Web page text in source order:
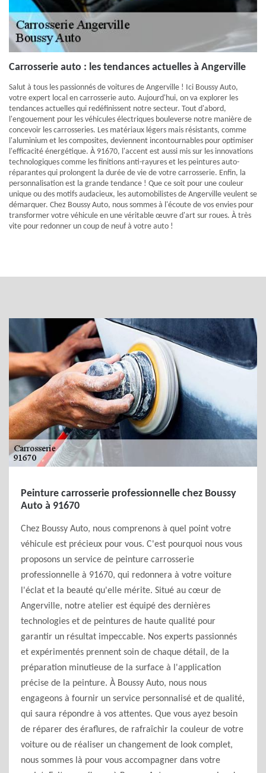
Carrosserie auto : les tendances actuelles à Angerville
Salut à tous les passionnés de voitures de Angerville ! Ici Boussy Auto,
votre expert local en carrosserie auto. Aujourd'hui, on va explorer les
tendances actuelles qui redéfinissent notre secteur. Tout d'abord,
l'engouement pour les véhicules électriques bouleverse notre manière de
concevoir les carrosseries. Les matériaux légers mais résistants, comme
l'aluminium et les composites, deviennent incontournables pour optimiser
l'efficacité énergétique. À 91670, l'accent est aussi mis sur les innovations
technologiques comme les finitions anti-rayures et les peintures auto-
réparantes qui prolongent la durée de vie de votre carrosserie. Enfin, la
personnalisation est la grande tendance ! Que ce soit pour une couleur
unique ou des motifs audacieux, les automobilistes de Angerville veulent se
démarquer. Chez Boussy Auto, nous sommes à l'écoute de vos envies pour
transformer votre véhicule en une véritable œuvre d'art sur roues. À très
vite pour redonner un coup de neuf à votre auto !
Peinture carrosserie professionnelle chez Boussy
Auto à 91670
Chez Boussy Auto, nous comprenons à quel point votre
véhicule est précieux pour vous. C'est pourquoi nous vous
proposons un service de peinture carrosserie
professionnelle à 91670, qui redonnera à votre voiture
l'éclat et la beauté qu'elle mérite. Situé au cœur de
Angerville, notre atelier est équipé des dernières
technologies et de peintures de haute qualité pour
garantir un résultat impeccable. Nos experts passionnés
et expérimentés prennent soin de chaque détail, de la
préparation minutieuse de la surface à l'application
précise de la peinture. À Boussy Auto, nous nous
engageons à fournir un service personnalisé et de qualité,
qui saura répondre à vos attentes. Que vous ayez besoin
de réparer des éraflures, de rafraîchir la couleur de votre
voiture ou de réaliser un changement de look complet,
nous sommes là pour vous accompagner dans votre